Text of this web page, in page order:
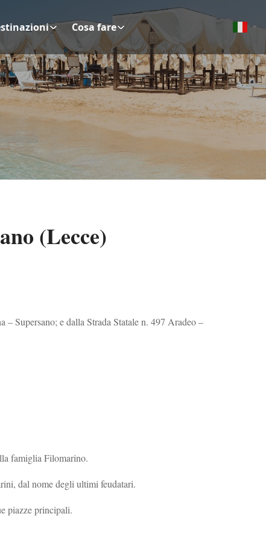
Cosa fare
(Lecce)
Supersano; e dalla Strada Statale n. 497 Aradeo –
famiglia Filomarino.
dal nome degli ultimi feudatari.
piazze principali.
▼